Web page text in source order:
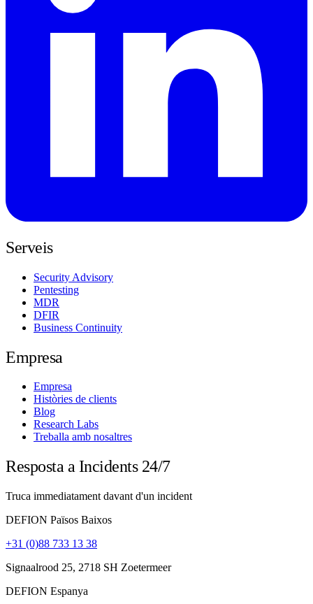
Serveis
Security Advisory
Pentesting
MDR
DFIR
Business Continuity
Empresa
Empresa
Històries de clients
Blog
Research Labs
Treballa amb nosaltres
Resposta a Incidents 24/7
Truca immediatament davant d'un incident
DEFION Països Baixos
+31 (0)88 733 13 38
Signaalrood 25, 2718 SH Zoetermeer
DEFION Espanya